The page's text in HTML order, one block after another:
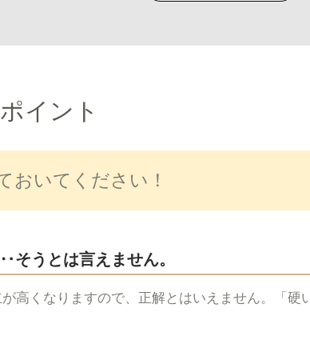
イント
おいてください！
そうとは言えません。
高くなりますので、正解とはいえません。「硬